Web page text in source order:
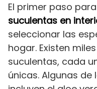
El primer paso para
suculentas en
seleccionar las
hogar. Existen
suculentas, cada
únicas. Algunas